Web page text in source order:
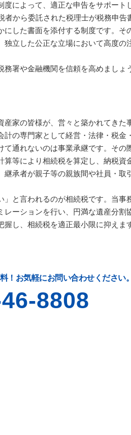
度によって、適正な申告をサポー
者から委託された税理士が税務申
にした書面を添付する制度です。そ
独立した公正な立場において高度の
署や金融機関を信頼を高めましょ
産家の皆様が、営々と築かれてきた
の専門家として経営・法律・税金
て通れないのは事業承継です。その
算等により相続税を算定し、納税
継承者が親子等の親族間や社員・取
」と言われるのが相続税です。当事
レーションを行い、円満な遺産分割
握し、相続税を適正最小限に抑えま
！お気軽にお問い合わせください。
8808